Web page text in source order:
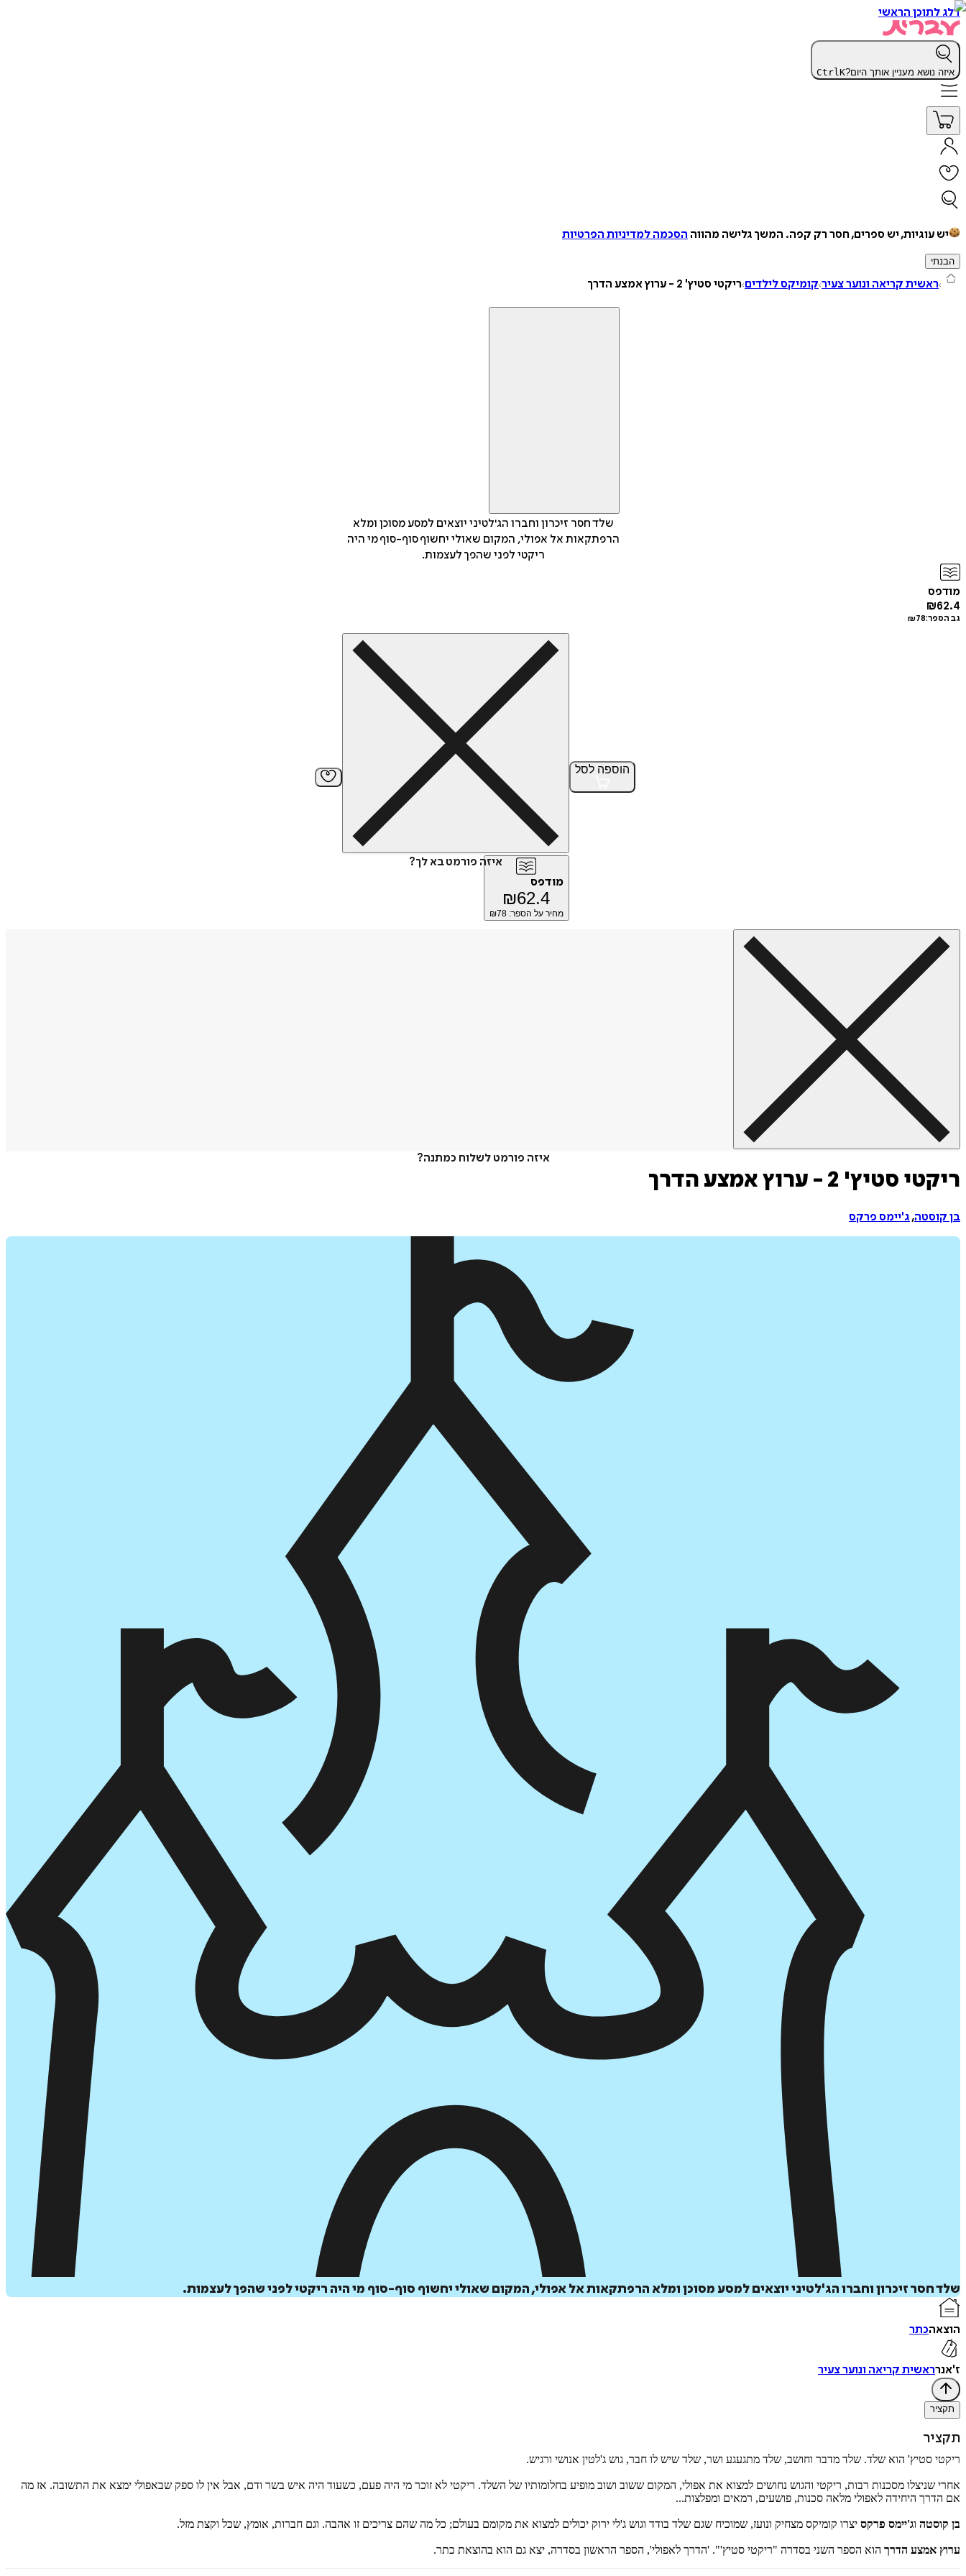
דלג לתוכן הראשי
איזה נושא מעניין אותך היום? CtrlK
יש עוגיות, יש ספרים, חסר רק קפה. המשך גלישה מהווה הסכמה למדיניות הפרטיות
הבנתי
ראשית קריאה ונוער צעיר קומיקס לילדים ריקטי סטיץ' 2 - ערוץ אמצע הדרך
שלד חסר זיכרון וחברו הג'לטיני יוצאים למסע מסוכן ומלא
הרפתקאות אל אפולי, המקום שאולי יחשוף סוף-סוף מי היה
ריקטי לפני שהפך לעצמות.
מודפס
₪62.4
גב הספר: ₪78
הוספה לסל
איזה פורמט בא לך?
מודפס
₪62.4
מחיר על הספר: ₪78
איזה פורמט לשלוח כמתנה?
איזה פורמט בא לך?
מודפס
62.4
מחיר על הספר: ₪ 78
ריקטי סטיץ' 2 - ערוץ אמצע הדרך
בן קוסטה,ג'יימס פרקס
שלד חסר זיכרון וחברו הג'לטיני יוצאים למסע מסוכן ומלא הרפתקאות אל אפולי, המקום שאולי יחשוף סוף-סוף מי היה ריקטי לפני שהפך לעצמות.
הוצאהכתר
ז'אנרראשית קריאה ונוער צעיר
תקציר
תקציר
ריקטי סטיץ' הוא שלד. שלד מדבר וחושב, שלד מתגעגע ושר, שלד שיש לו חבר, גוש ג'לטין אנושי ורגיש.
אחרי שניצלו מסכנות רבות, ריקטי והגוש נחושים למצוא את אפולי, המקום ששוב ושוב מופיע בחלומותיו של השלד. ריקטי לא זוכר מי היה פעם, כשעוד היה איש בשר ודם, אבל אין לו ספק שבאפולי ימצא את התשובה. אז מה
אם הדרך היחידה לאפולי מלאה סכנות, פושעים, רמאים ומפלצות...
בן קוסטה וג'יימס פרקס יצרו קומיקס מצחיק ונועז, שמוכיח שגם שלד בודד וגוש ג'לי ירוק יכולים למצוא את מקומם בעולם; כל מה שהם צריכים זו אהבה. וגם חברות, אומץ, שכל וקצת מזל.
ערוץ אמצע הדרך הוא הספר השני בסדרה "ריקטי סטיץ'". 'הדרך לאפולי', הספר הראשון בסדרה, יצא גם הוא בהוצאת כתר.